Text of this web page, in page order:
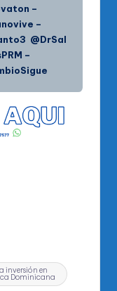
–
–
@DrSal
–
inversión en
Dominicana